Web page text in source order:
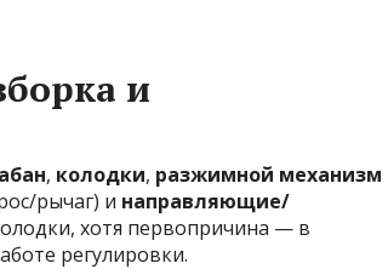
и
, колодки, разжимной механизм
рычаг) и направляющие/
хотя первопричина — в
регулировки.